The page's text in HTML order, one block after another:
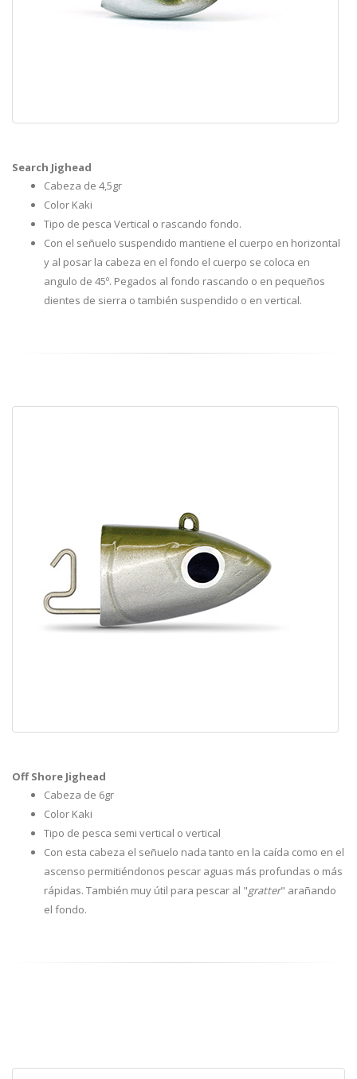
Search Jighead
Cabeza de 4,5gr
Color Kaki
Tipo de pesca Vertical o rascando fondo.
Con el señuelo suspendido mantiene el cuerpo en horizontal
y al posar la cabeza en el fondo el cuerpo se coloca en
angulo de 45º. Pegados al fondo rascando o en pequeños
dientes de sierra o también suspendido o en vertical.
Off Shore Jighead
Cabeza de 6gr
Color Kaki
Tipo de pesca semi vertical o vertical
Con esta cabeza el señuelo nada tanto en la caída como en el
ascenso permitiéndonos pescar aguas más profundas o más
rápidas. También muy útil para pescar al "gratter" arañando
el fondo.